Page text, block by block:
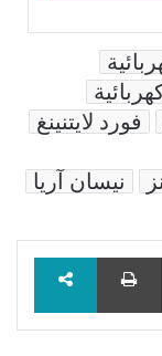
فورد لايتنينغ
نيسان آريا
مشاركة عبر البريد طباعة